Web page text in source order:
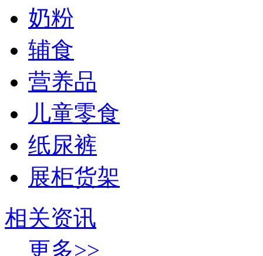
奶粉
辅食
营养品
儿童零食
纸尿裤
展柜货架
相关资讯
更多>>